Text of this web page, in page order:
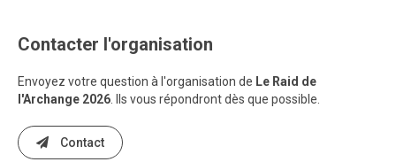
Contacter l'organisation
Envoyez votre question à l'organisation de Le Raid de
l'Archange 2026 . Ils vous répondront dès que possible.
Contact